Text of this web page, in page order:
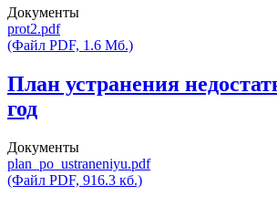
Документы
prot2.pdf
(Файл PDF, 1.6 Мб.)
План устранения
год
Документы
plan_po_ustraneniyu.pdf
(Файл PDF, 916.3 кб.)